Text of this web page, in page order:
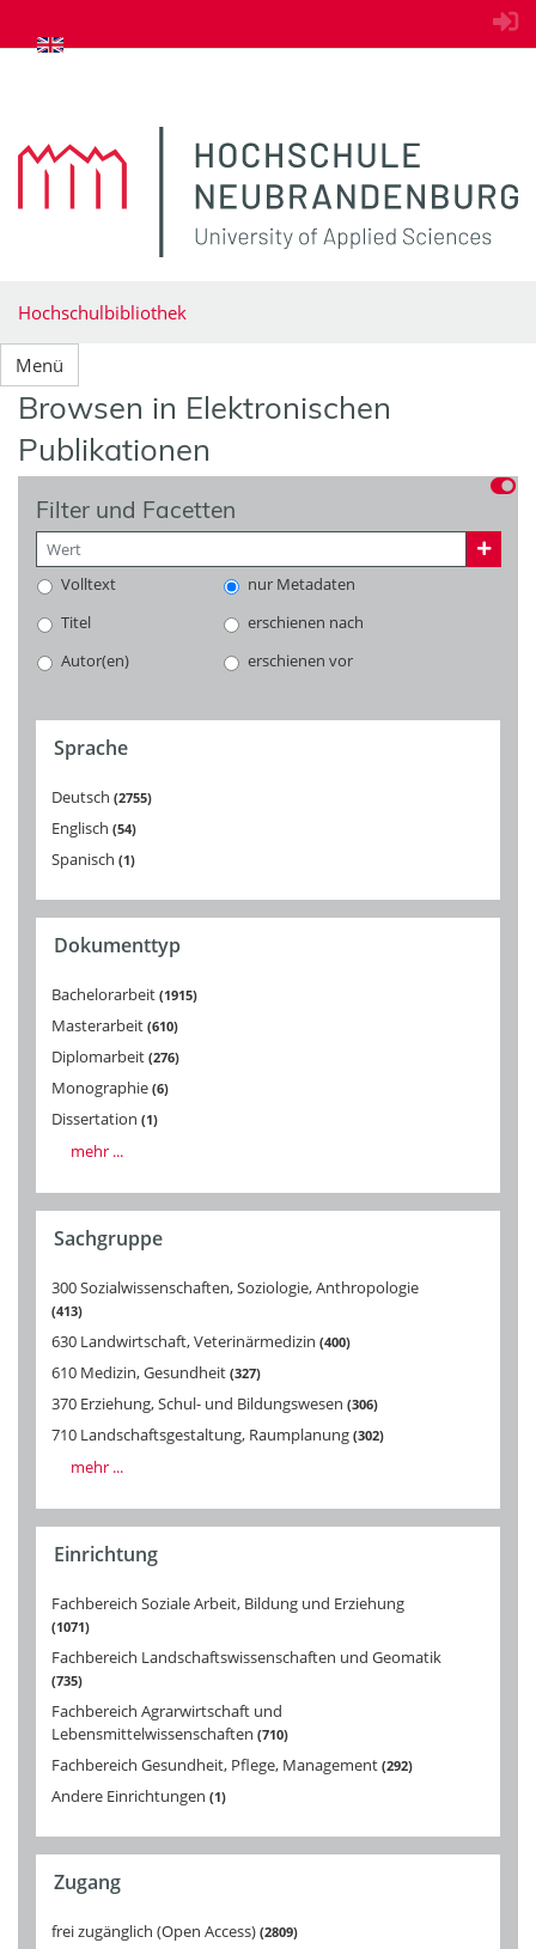
zum Inhalt springen
Hochschulbibliothek
Menü
Browsen in Elektronischen
Publikationen
Filter und Facetten
Volltext
nur Metadaten
Titel
erschienen nach
Autor(en)
erschienen vor
Sprache
Deutsch 2755
Englisch 54
Spanisch 1
Dokumenttyp
Bachelorarbeit 1915
Masterarbeit 610
Diplomarbeit 276
Monographie 6
Dissertation 1
mehr ...
Sachgruppe
300 Sozialwissenschaften, Soziologie, Anthropologie
413
630 Landwirtschaft, Veterinärmedizin 400
610 Medizin, Gesundheit 327
370 Erziehung, Schul- und Bildungswesen 306
710 Landschaftsgestaltung, Raumplanung 302
mehr ...
Einrichtung
Fachbereich Soziale Arbeit, Bildung und Erziehung
1071
Fachbereich Landschaftswissenschaften und Geomatik
735
Fachbereich Agrarwirtschaft und
Lebensmittelwissenschaften 710
Fachbereich Gesundheit, Pflege, Management 292
Andere Einrichtungen 1
Zugang
frei zugänglich (Open Access) 2809